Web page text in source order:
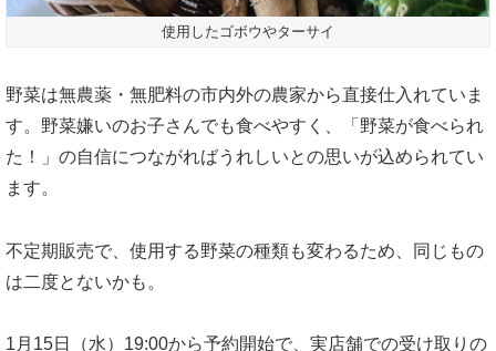
使用したゴボウやターサイ
野菜は無農薬・無肥料の市内外の農家から直接仕入れていま
す。野菜嫌いのお子さんでも食べやすく、「野菜が食べられ
た！」の自信につながればうれしいとの思いが込められてい
ます。
不定期販売で、使用する野菜の種類も変わるため、同じもの
は二度とないかも。
1月15日（水）19:00から予約開始で、実店舗での受け取りの